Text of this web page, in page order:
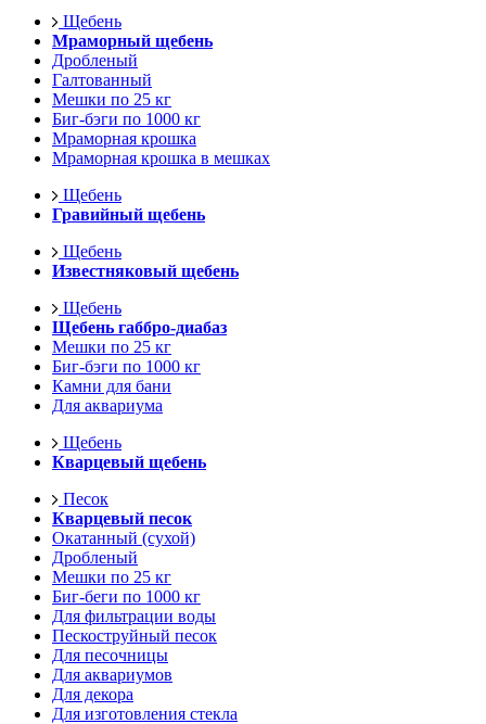
Щебень
Мраморный щебень
Дробленый
Галтованный
Мешки по 25 кг
Биг-бэги по 1000 кг
Мраморная крошка
Мраморная крошка в мешках
Щебень
Гравийный щебень
Щебень
Известняковый щебень
Щебень
Щебень габбро-диабаз
Мешки по 25 кг
Биг-бэги по 1000 кг
Камни для бани
Для аквариума
Щебень
Кварцевый щебень
Песок
Кварцевый песок
Окатанный (сухой)
Дробленый
Мешки по 25 кг
Биг-беги по 1000 кг
Для фильтрации воды
Пескоструйный песок
Для песочницы
Для аквариумов
Для декора
Для изготовления стекла